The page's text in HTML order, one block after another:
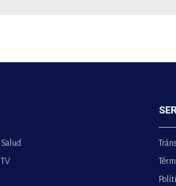
Salud
TV